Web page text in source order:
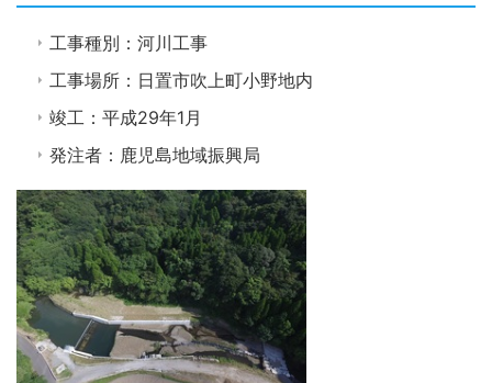
工事種別：河川工事
工事場所：日置市吹上町小野地内
竣工：平成29年1月
発注者：鹿児島地域振興局